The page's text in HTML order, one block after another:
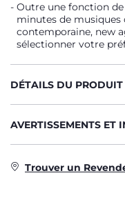
Outre une fonction
minutes de musiques
contemporaine, new
sélectionner votre
DÉTAILS DU PRODUIT
AVERTISSEMENTS ET
Trouver un